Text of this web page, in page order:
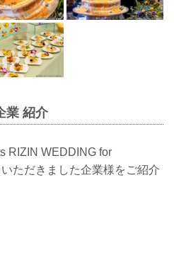
業 紹介
RIZIN WEDDING for
ただきました企業様をご紹介